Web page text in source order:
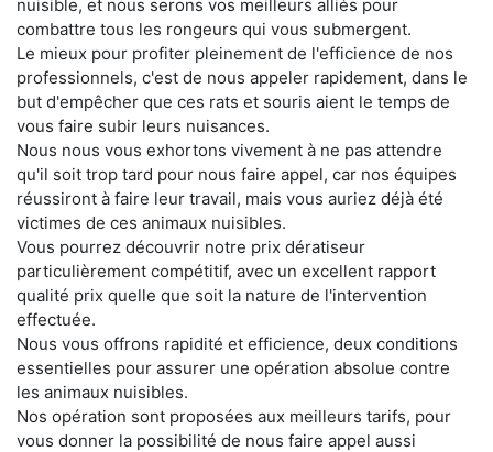
nuisible, et nous serons vos meilleurs alliés pour
combattre tous les rongeurs qui vous submergent.
Le mieux pour profiter pleinement de l'efficience de nos
professionnels, c'est de nous appeler rapidement, dans le
but d'empêcher que ces rats et souris aient le temps de
vous faire subir leurs nuisances.
Nous nous vous exhortons vivement à ne pas attendre
qu'il soit trop tard pour nous faire appel, car nos équipes
réussiront à faire leur travail, mais vous auriez déjà été
victimes de ces animaux nuisibles.
Vous pourrez découvrir notre prix dératiseur
particulièrement compétitif, avec un excellent rapport
qualité prix quelle que soit la nature de l'intervention
effectuée.
Nous vous offrons rapidité et efficience, deux conditions
essentielles pour assurer une opération absolue contre
les animaux nuisibles.
Nos opération sont proposées aux meilleurs tarifs, pour
vous donner la possibilité de nous faire appel aussi